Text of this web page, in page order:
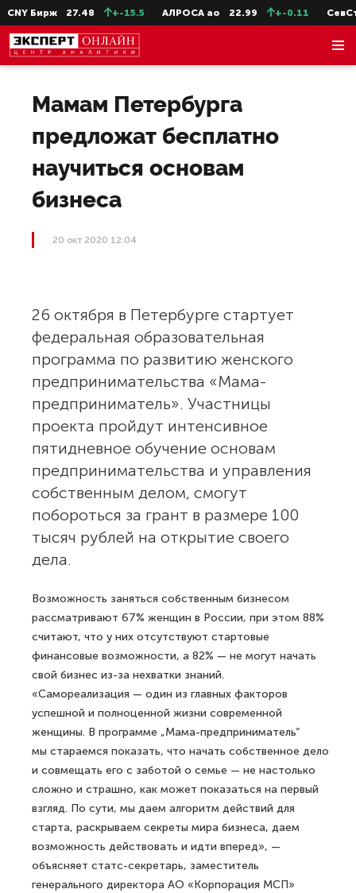
Бирж 27.48 +-15.5 АЛРОСА ао 22.99 +-0.11 СевСт-
Мамам Петербурга
предложат бесплатно
научиться основам
бизнеса
20 окт 2020 12:04
26 октября в Петербурге стартует
федеральная образовательная
программа по развитию женского
предпринимательства «Мама-
предприниматель». Участницы
проекта пройдут интенсивное
пятидневное обучение основам
предпринимательства и управления
собственным делом, смогут
побороться за грант в размере 100
тысяч рублей на открытие своего
дела.
Возможность заняться собственным бизнесом
рассматривают 67% женщин в России, при этом 88%
считают, что у них отсутствуют стартовые
финансовые возможности, а 82% — не могут начать
свой бизнес из-за нехватки знаний.
«Самореализация — один из главных факторов
успешной и полноценной жизни современной
женщины. В программе „Мама-предприниматель“
мы стараемся показать, что начать собственное дело
и совмещать его с заботой о семье — не настолько
сложно и страшно, как может показаться на первый
взгляд. По сути, мы даем алгоритм действий для
старта, раскрываем секреты мира бизнеса, даем
возможность действовать и идти вперед», —
объясняет статс-секретарь, заместитель
генерального директора АО «Корпорация МСП»